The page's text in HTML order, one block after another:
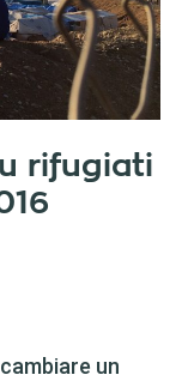
rifugiati
un